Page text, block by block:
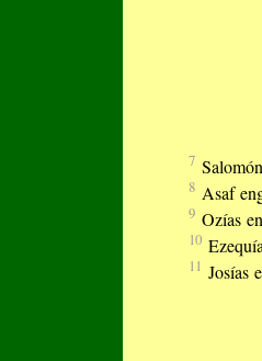
7
8 Asaf
9 Ozías
10
11 Josías